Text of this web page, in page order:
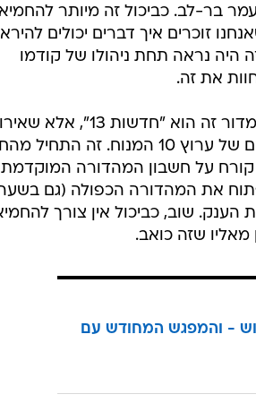
בר-לב. כביכול זה מיותר
זוכרים איך דברים יכולים
היה נראה תחת ניהולו של קודמו
את זה.
מלבד משטרת ישראל, עוד גוף שממעט לקבל מחמאות ממדור זה הוא "חדשות
היום הרבים הזכירו את ימיו היפים של גוף החדשות המרשים של ערוץ 10
קורח על חשבון המהדורה המוקדמת
את המהדורה הכפולה (גם
שוב, כביכול אין צורך
שזה כואב.
- והמפגש המחודש עם